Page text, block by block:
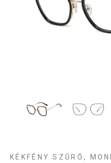
KÉKFÉNY SZŰRŐ,